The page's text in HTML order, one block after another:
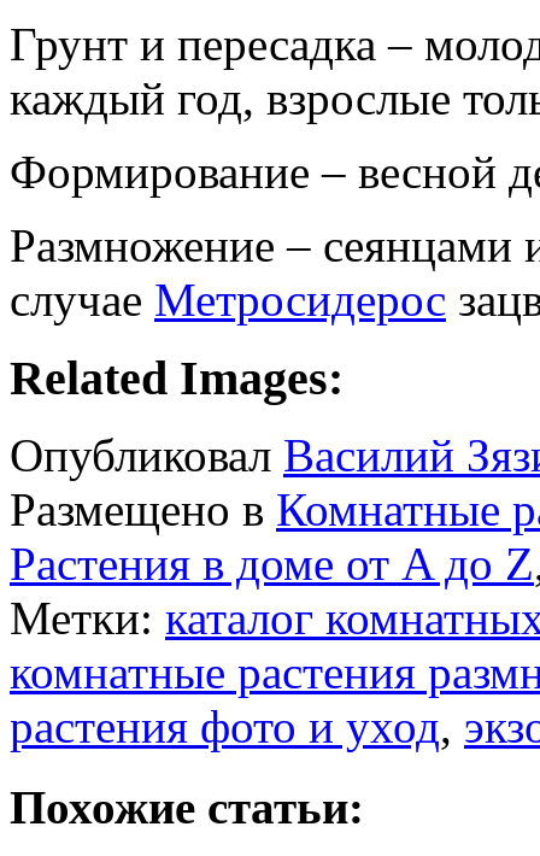
Грунт и пересадка –
каждый год, взрослые
Формирование – весной
Размножение – сеянцами
случае Метросидерос
Related Images:
Опубликовал Василий
Размещено в Комнатные
Растения в доме от A до Z
Метки: каталог
комнатные растения
растения фото и уход,
Похожие статьи: